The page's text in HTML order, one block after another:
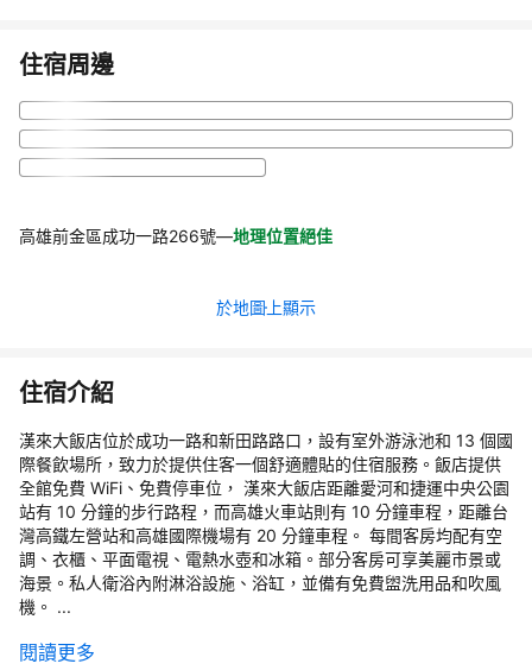
住宿周邊
高雄前金區成功一路266號—地理位置絕佳
於地圖上顯示
住宿介紹
漢來大飯店位於成功一路和新田路路口，設有室外游泳池和 13 個國
際餐飲場所，致力於提供住客一個舒適體貼的住宿服務。飯店提供
全館免費 WiFi、免費停車位， 漢來大飯店距離愛河和捷運中央公園
站有 10 分鐘的步行路程，而高雄火車站則有 10 分鐘車程，距離台
灣高鐵左營站和高雄國際機場有 20 分鐘車程。 每間客房均配有空
調、衣櫃、平面電視、電熱水壺和冰箱。部分客房可享美麗市景或
海景。私人衛浴內附淋浴設施、浴缸，並備有免費盥洗用品和吹風
機。 ...
閱讀更多